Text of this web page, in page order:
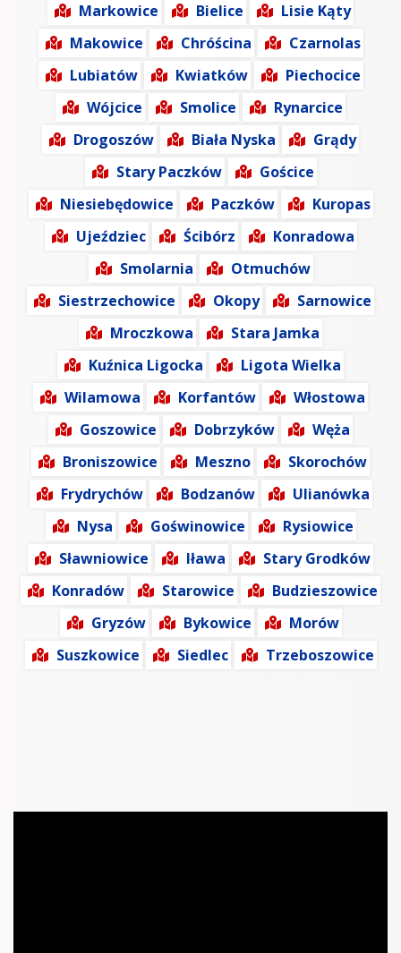
Markowice
Bielice
Lisie Kąty
Makowice
Chróścina
Czarnolas
Lubiatów
Kwiatków
Piechocice
Wójcice
Smolice
Rynarcice
Drogoszów
Biała Nyska
Grądy
Stary Paczków
Gościce
Niesiebędowice
Paczków
Kuropas
Ujeździec
Ścibórz
Konradowa
Smolarnia
Otmuchów
Siestrzechowice
Okopy
Sarnowice
Mroczkowa
Stara Jamka
Kuźnica Ligocka
Ligota Wielka
Wilamowa
Korfantów
Włostowa
Goszowice
Dobrzyków
Węża
Broniszowice
Meszno
Skorochów
Frydrychów
Bodzanów
Ulianówka
Nysa
Goświnowice
Rysiowice
Sławniowice
Iława
Stary Grodków
Konradów
Starowice
Budzieszowice
Gryzów
Bykowice
Morów
Suszkowice
Siedlec Trzeboszowice